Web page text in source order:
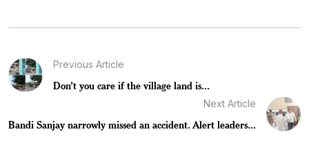
Previous Article
Don’t you care if the village land is...
Next Article
Bandi Sanjay narrowly missed an accident. Alert leaders...